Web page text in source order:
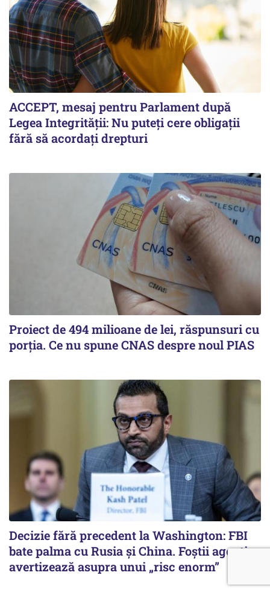
ACCEPT, mesaj pentru Parlament după
Legea Integrității: Nu puteți cere obligații
fără să acordați drepturi
Proiect de 494 milioane de lei, răspunsuri cu
porția. Ce nu spune CNAS despre noul PIAS
Decizie fără precedent la Washington: FBI
bate palma cu Rusia și China. Foștii agenți
avertizează asupra unui „risc enorm”